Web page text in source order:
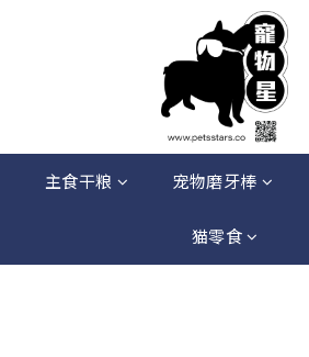
主食干粮 宠物磨牙棒
猫零食